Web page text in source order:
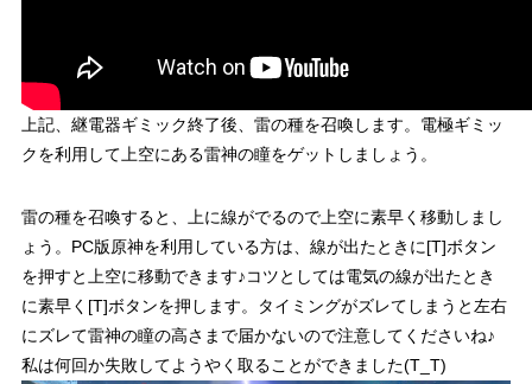
上記、継電器ギミック終了後、雷の種を召喚します。電極ギミッ
クを利用して上空にある雷神の瞳をゲットしましょう。
雷の種を召喚すると、上に線がでるので上空に素早く移動しまし
ょう。 PC版原神を利用している方は、線が出たときに[T]ボタン
を押すと上空に移動できます♪コツとしては電気の線が出たとき
に素早く[T]ボタンを押します。タイミングがズレてしまうと左右
にズレて雷神の瞳の高さまで届かないので注意してくださいね♪
私は何回か失敗してようやく取ることができました(T_T)